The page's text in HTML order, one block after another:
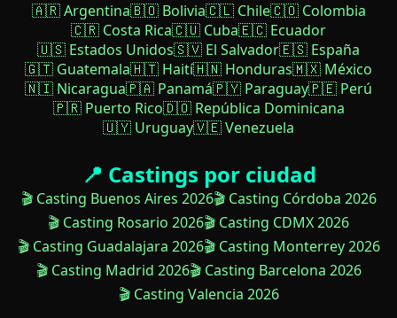
🇦🇷 Argentina🇧🇴 Bolivia🇨🇱 Chile🇨🇴 Colombia
🇨🇷 Costa Rica🇨🇺 Cuba🇪🇨 Ecuador
🇺🇸 Estados Unidos🇸🇻 El Salvador🇪🇸 España
🇬🇹 Guatemala🇭🇹 Haití🇭🇳 Honduras🇲🇽 México
🇳🇮 Nicaragua🇵🇦 Panamá🇵🇾 Paraguay🇵🇪 Perú
🇵🇷 Puerto Rico🇩🇴 República Dominicana
🇺🇾 Uruguay🇻🇪 Venezuela
📍 Castings por ciudad
🎬 Casting Buenos Aires 2026🎬 Casting Córdoba 2026
🎬 Casting Rosario 2026🎬 Casting CDMX 2026
🎬 Casting Guadalajara 2026🎬 Casting Monterrey 2026
🎬 Casting Madrid 2026🎬 Casting Barcelona 2026
🎬 Casting Valencia 2026